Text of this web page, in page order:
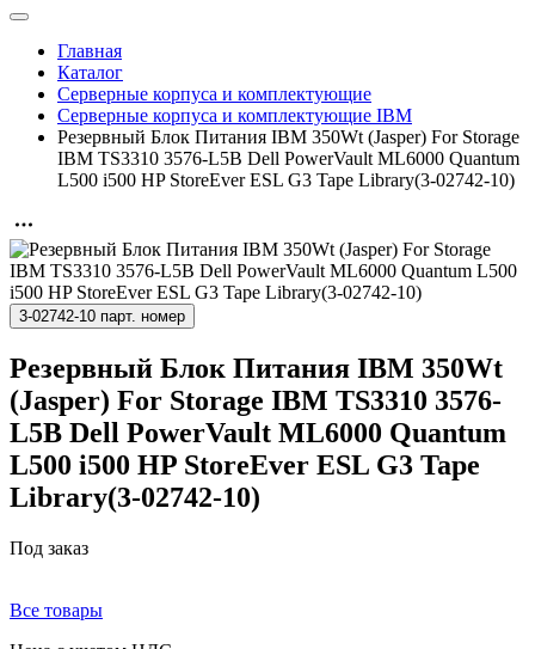
Главная
Каталог
Серверные корпуса и комплектующие
Серверные корпуса и комплектующие IBM
Резервный Блок Питания IBM 350Wt (Jasper) For Storage
IBM TS3310 3576-L5B Dell PowerVault ML6000 Quantum
L500 i500 HP StoreEver ESL G3 Tape Library(3-02742-10)
3-02742-10 парт. номер
Резервный Блок Питания IBM 350Wt
(Jasper) For Storage IBM TS3310 3576-
L5B Dell PowerVault ML6000 Quantum
L500 i500 HP StoreEver ESL G3 Tape
Library(3-02742-10)
Под заказ
Все товары